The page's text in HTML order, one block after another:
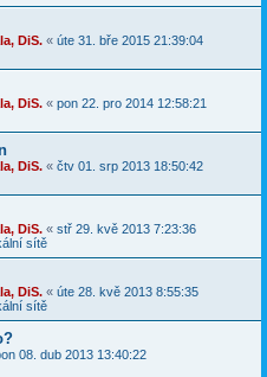
DiS. « úte 31. bře 2015 21:39:04
DiS. « pon 22. pro 2014 12:58:21
DiS. « čtv 01. srp 2013 18:50:42
DiS. « stř 29. kvě 2013 7:23:36
sítě
DiS. « úte 28. kvě 2013 8:55:35
sítě
08. dub 2013 13:40:22